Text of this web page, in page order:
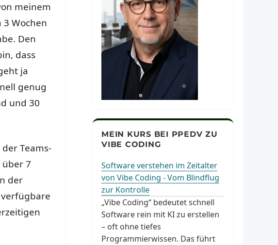
meinem
Wochen
Den
dass
ja
genug
und 30
Teams-
7
der
MEIN KURS BEI PPEDV ZU
VIBE CODING
Software verstehen im Zeitalter
von Vibe Coding - Vom Blindflug
zur Kontrolle
„Vibe Coding“ bedeutet schnell
Software rein mit KI zu erstellen
– oft ohne tiefes
Programmierwissen. Das führt